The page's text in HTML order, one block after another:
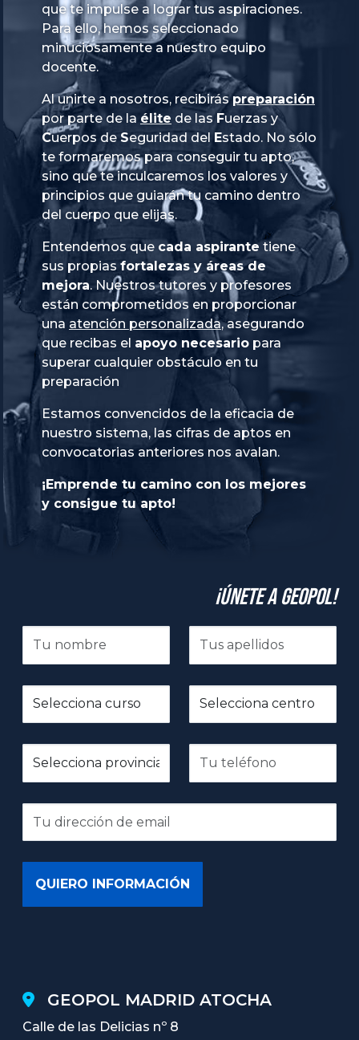
que te impulse a lograr tus aspiraciones.
Para ello, hemos seleccionado
minuciosamente a nuestro equipo
docente.
Al unirte a nosotros, recibiráspreparación
por parte de la élite de las Fuerzas y
Cuerpos de Seguridad del Estado. No sólo
te formaremos para conseguir tu apto,
sino que te inculcaremos los valores y
principios que guiarán tu camino dentro
del cuerpo que elijas.
Entendemos que cada aspirante tiene
sus propias fortalezas y áreas de
mejora. Nuestros tutores y profesores
están comprometidos en proporcionar
una atención personalizada, asegurando
que recibas el apoyo necesario para
superar cualquier obstáculo en tu
preparación
Estamos convencidos de la eficacia de
nuestro sistema, las cifras de aptos en
convocatorias anteriores nos avalan.
¡Emprende tu camino con los mejores
y consigue tu apto!
¡Únete a GeoPol!
GEOPOL MADRID ATOCHA
Calle de las Delicias nº 8